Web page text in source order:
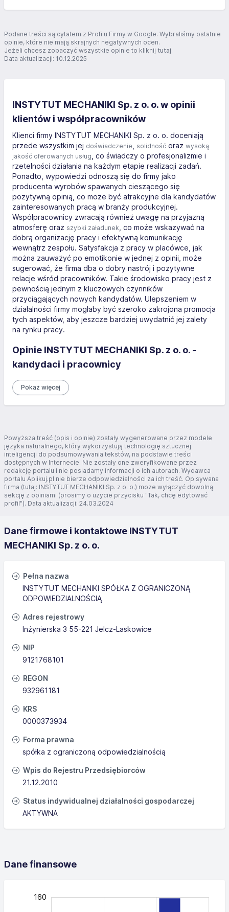
Podane treści są cytatem z Profilu Firmy w Google. Wybraliśmy ostatnie
opinie, które nie mają skrajnych negatywnych ocen.
Jeżeli chcesz zobaczyć wszystkie opinie to kliknij tutaj.
Data aktualizacji: 10.12.2025
INSTYTUT MECHANIKI Sp. z o. o. w opinii
klientów i współpracowników
Klienci firmy INSTYTUT MECHANIKI Sp. z o. o. doceniają
przede wszystkim jej doświadczenie solidność oraz wysoką
jakość oferowanych usług , co świadczy o profesjonalizmie i
rzetelności działania na każdym etapie realizacji zadań.
Ponadto, wypowiedzi odnoszą się do firmy jako
producenta wyrobów spawanych cieszącego się
pozytywną opinią, co może być atrakcyjne dla kandydatów
zainteresowanych pracą w branży produkcyjnej.
Współpracownicy zwracają również uwagę na przyjazną
atmosferę oraz szybki załadunek , co może wskazywać na
dobrą organizację pracy i efektywną komunikację
wewnątrz zespołu. Satysfakcja z pracy w placówce, jak
można zauważyć po emotikonie w jednej z opinii, może
sugerować, że firma dba o dobry nastrój i pozytywne
relacje wśród pracowników. Takie środowisko pracy jest z
pewnością jednym z kluczowych czynników
przyciągających nowych kandydatów. Ulepszeniem w
działalności firmy mogłaby być szeroko zakrojona promocja
tych aspektów, aby jeszcze bardziej uwydatnić jej zalety
na rynku pracy.
Opinie INSTYTUT MECHANIKI Sp. z o. o. -
kandydaci i pracownicy
Pokaż więcej
Powyższa treść (opis i opinie) zostały wygenerowane przez modele
języka naturalnego, który wykorzystują technologię sztucznej
inteligencji do podsumowywania tekstów, na podstawie treści
dostępnych w Internecie. Nie zostały one zweryfikowane przez
redakcję portalu i nie posiadamy informacji o ich autorach. Wydawca
portalu Aplikuj.pl nie bierze odpowiedzialności za ich treść. Opisywana
firma (tutaj: INSTYTUT MECHANIKI Sp. z o. o.) może wyłączyć dowolną
sekcję z opiniami (prosimy o użycie przycisku "Tak, chcę edytować
profil"). Data aktualizacji: 24.03.2024
Dane firmowe i kontaktowe INSTYTUT
MECHANIKI Sp. z o. o.
Pełna nazwa
INSTYTUT MECHANIKI SPÓŁKA Z OGRANICZONĄ
ODPOWIEDZIALNOŚCIĄ
Adres rejestrowy
Inżynierska 3 55-221 Jelcz-Laskowice
NIP
9121768101
REGON
932961181
KRS
0000373934
Forma prawna
spółka z ograniczoną odpowiedzialnością
Wpis do Rejestru Przedsiębiorców
21.12.2010
Status indywidualnej działalności gospodarczej
AKTYWNA
Dane finansowe
160